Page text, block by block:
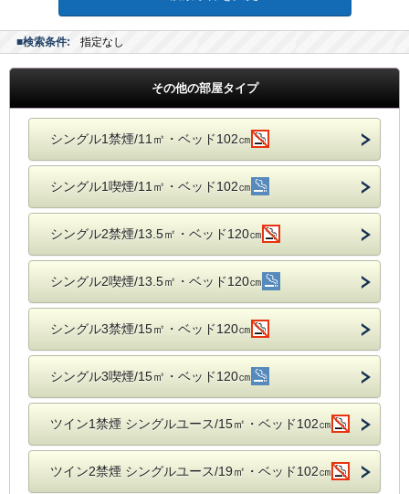
■検索条件: 指定なし
その他の部屋タイプ
シングル1禁煙/11㎡・ベッド102㎝
シングル1喫煙/11㎡・ベッド102㎝
シングル2禁煙/13.5㎡・ベッド120㎝
シングル2喫煙/13.5㎡・ベッド120㎝
シングル3禁煙/15㎡・ベッド120㎝
シングル3喫煙/15㎡・ベッド120㎝
ツイン1禁煙 シングルユース/15㎡・ベッド102㎝
ツイン2禁煙 シングルユース/19㎡・ベッド102㎝